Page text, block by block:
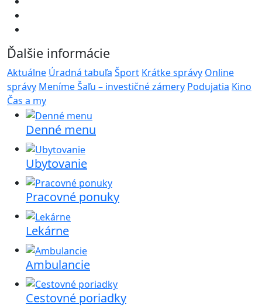
Ďalšie informácie
Aktuálne Úradná tabuľa Šport Krátke správy Online
správy Meníme Šaľu – investičné zámery Podujatia Kino
Čas a my
Denné menu
Ubytovanie
Pracovné ponuky
Lekárne
Ambulancie
Cestovné poriadky